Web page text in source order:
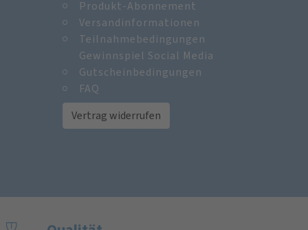
Produkt-Abonnement
Versandinformationen
Teilnahmebedingungen
Gewinnspiel Social Media
Gutscheinbedingungen
FAQ
Vertrag widerrufen